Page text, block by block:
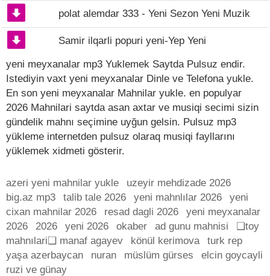
polat alemdar 333 - Yeni Sezon Yeni Muzik
Samir ilqarli popuri yeni-Yep Yeni
yeni meyxanalar mp3 Yuklemek Saytda Pulsuz endir.
Istediyin vaxt yeni meyxanalar Dinle ve Telefona yukle.
En son yeni meyxanalar Mahnilar yukle. en populyar
2026 Mahnilari saytda asan axtar ve musiqi secimi sizin
gündelik mahnı seçimine uyğun gelsin. Pulsuz mp3
yükleme internetden pulsuz olaraq musiqi fayllarını
yüklemek xidmeti gösterir.
azeri yeni mahnilar yukle
uzeyir mehdizade 2026
big.az mp3
talib tale 2026 yeni mahnlılar 2026
yeni
cixan mahnilar 2026
resad dagli 2026
yeni meyxanalar
2026
2026 yeni 2026 okaber ad gunu mahnisi
❏toy
mahnılari❏ manaf agayev
könül kerimova
turk rep
yaşa azerbaycan
nuran müslüm gürses
elcin goycayli
ruzi ve günay